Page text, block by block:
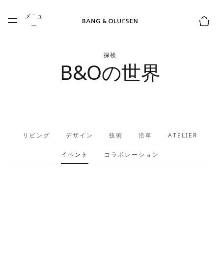
Skip to main footer
メニュ
ー
探検
B&Oの世界
リビング デザイン 技術 沿革 ATELIER
イベント コラボレーション